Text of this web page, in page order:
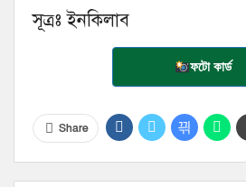
সূত্রঃ ইনকিলাব
ফটো কার্ড
Share